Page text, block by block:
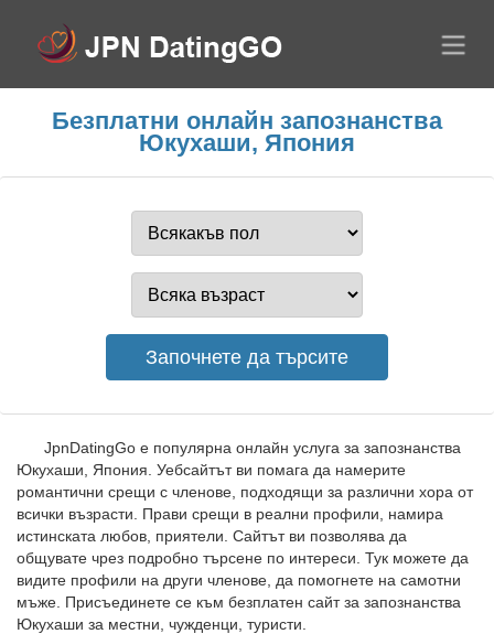
Безплатни онлайн запознанства
Юкухаши, Япония
JpnDatingGo е популярна онлайн услуга за запознанства
Юкухаши, Япония. Уебсайтът ви помага да намерите
романтични срещи с членове, подходящи за различни хора от
всички възрасти. Прави срещи в реални профили, намира
истинската любов, приятели. Сайтът ви позволява да
общувате чрез подробно търсене по интереси. Тук можете да
видите профили на други членове, да помогнете на самотни
мъже. Присъединете се към безплатен сайт за запознанства
Юкухаши за местни, чужденци, туристи.